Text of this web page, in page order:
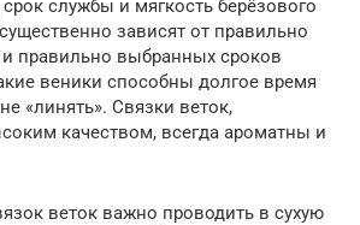
службы и мягкость берёзового
зависят от правильно
правильно выбранных сроков
веники способны долгое время
«линять». Связки веток,
качеством, всегда ароматны и
веток важно проводить в сухую